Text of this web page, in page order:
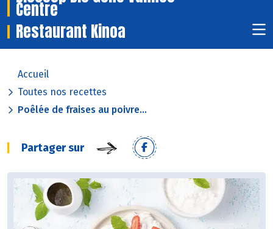
Centre
Restaurant Kinoa
Accueil
Toutes nos recettes
Poêlée de fraises au poivre...
Partager sur